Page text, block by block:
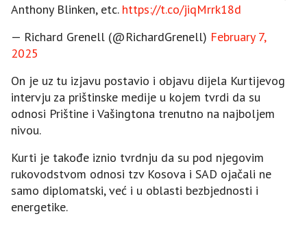
Anthony Blinken, etc. https://t.co/jiqMrrk18d
— Richard Grenell (@RichardGrenell) February 7,
2025
On je uz tu izjavu postavio i objavu dijela Kurtijevog
intervju za prištinske medije u kojem tvrdi da su
odnosi Prištine i Vašingtona trenutno na najboljem
nivou.
Kurti je takođe iznio tvrdnju da su pod njegovim
rukovodstvom odnosi tzv Kosova i SAD ojačali ne
samo diplomatski, već i u oblasti bezbjednosti i
energetike.